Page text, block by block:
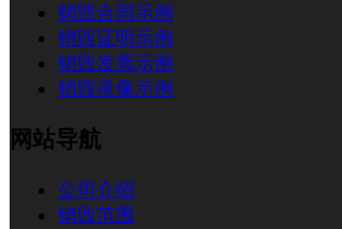
销毁合同示例
销毁证明示例
销毁发票示例
销毁录像示例
网站导航
公司介绍
销毁范围